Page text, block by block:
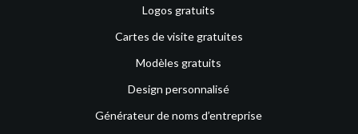
Logos gratuits
Cartes de visite gratuites
Modèles gratuits
Design personnalisé
Générateur de noms d’entreprise